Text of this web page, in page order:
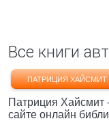
Все книги
ПАТРИЦИЯ ХАЙСМИТ
Патриция Хайсмит
сайте онлайн